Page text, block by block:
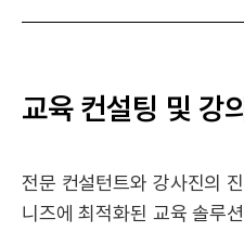
교육 컨설팅 및 강의
전문 컨설턴트와 강사진의
니즈에 최적화된 교육 솔루